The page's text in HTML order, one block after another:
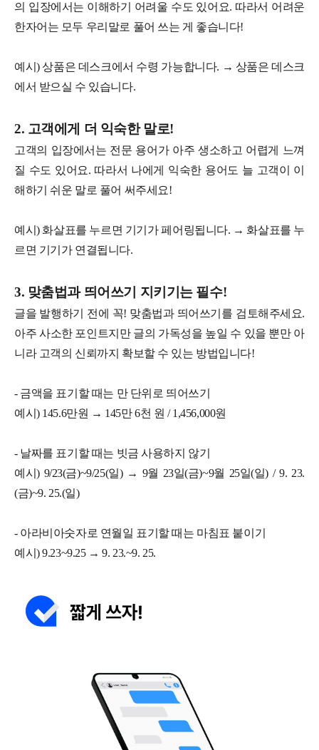
의 입장에서는 이해하기 어려울 수도 있어요. 따라서 어려운
한자어는 모두 우리말로 풀어 쓰는 게 좋습니다!
예시) 상품은 데스크에서 수령 가능합니다. → 상품은 데스크
에서 받으실 수 있습니다.
2. 고객에게 더 익숙한 말로!
고객의 입장에서는 전문 용어가 아주 생소하고 어렵게 느껴
질 수도 있어요. 따라서 나에게 익숙한 용어도 늘 고객이 이
해하기 쉬운 말로 풀어 써주세요!
예시) 화살표를 누르면 기기가 페어링됩니다. → 화살표를 누
르면 기기가 연결됩니다.
3. 맞춤법과 띄어쓰기 지키기는 필수!
글을 발행하기 전에 꼭! 맞춤법과 띄어쓰기를 검토해주세요.
아주 사소한 포인트지만 글의 가독성을 높일 수 있을 뿐만 아
니라 고객의 신뢰까지 확보할 수 있는 방법입니다!
- 금액을 표기할 때는 만 단위로 띄어쓰기
예시) 145.6만원 → 145만 6천 원 / 1,456,000원
- 날짜를 표기할 때는 빗금 사용하지 않기
예시) 9/23(금)~9/25(일) → 9월 23일(금)~9월 25일(일) / 9. 23.
(금)~9. 25.(일)
- 아라비아숫자로 연월일 표기할 때는 마침표 붙이기
예시) 9.23~9.25 → 9. 23.~9. 25.